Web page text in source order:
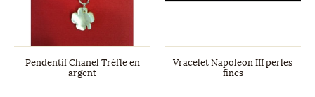
Pendentif Chanel Trèfle en
argent
Vracelet Napoleon III perles
fines